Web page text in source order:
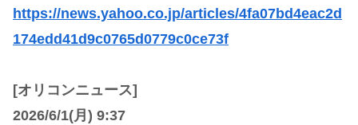
https://news.yahoo.co.jp/articles/4fa07bd4eac2d
174edd41d9c0765d0779c0ce73f
[オリコンニュース]
2026/6/1(月) 9:37